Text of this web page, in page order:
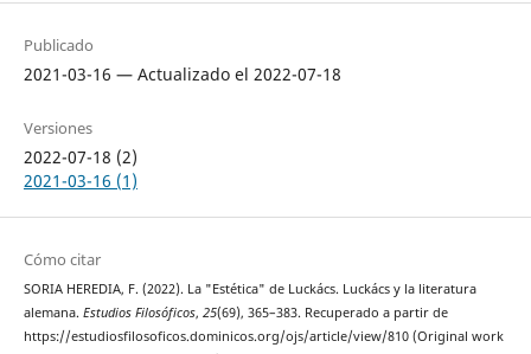
Publicado
2021-03-16 — Actualizado el 2022-07-18
Versiones
2022-07-18 (2)
2021-03-16 (1)
Cómo citar
SORIA HEREDIA, F. (2022). La "Estética" de Luckács. Luckács y la literatura
alemana. Estudios Filosóficos, 25(69), 365–383. Recuperado a partir de
https://estudiosfilosoficos.dominicos.org/ojs/article/view/810 (Original work